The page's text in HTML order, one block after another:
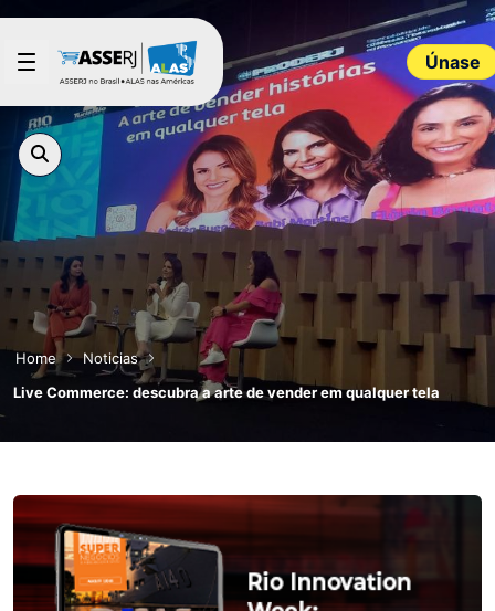
Saltar al contenido principal
Únase
Home
Noticias
Live Commerce: descubra a arte de vender em qualquer tela